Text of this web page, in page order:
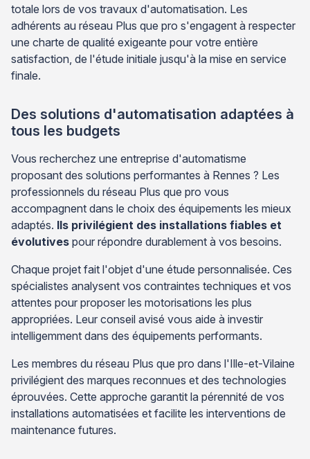
totale lors de vos travaux d'automatisation. Les
adhérents au réseau Plus que pro s'engagent à respecter
une charte de qualité exigeante pour votre entière
satisfaction, de l'étude initiale jusqu'à la mise en service
finale.
Des solutions d'automatisation adaptées à
tous les budgets
Vous recherchez une entreprise d'automatisme
proposant des solutions performantes à Rennes ? Les
professionnels du réseau Plus que pro vous
accompagnent dans le choix des équipements les mieux
adaptés. Ils privilégient des installations fiables et
évolutives pour répondre durablement à vos besoins.
Chaque projet fait l'objet d'une étude personnalisée. Ces
spécialistes analysent vos contraintes techniques et vos
attentes pour proposer les motorisations les plus
appropriées. Leur conseil avisé vous aide à investir
intelligemment dans des équipements performants.
Les membres du réseau Plus que pro dans l'Ille-et-Vilaine
privilégient des marques reconnues et des technologies
éprouvées. Cette approche garantit la pérennité de vos
installations automatisées et facilite les interventions de
maintenance futures.